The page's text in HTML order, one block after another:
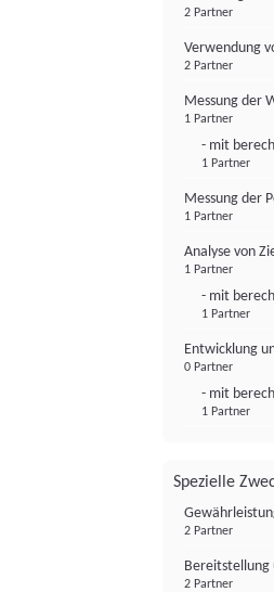
2 Partner
Verwendung
2 Partner
Messung der
1 Partner
- mit
1 Partner
Messung der
1 Partner
Analyse von
1 Partner
- mit
1 Partner
Entwicklung
0 Partner
- mit
1 Partner
Spezielle
2 Partner
Bereitstellung
2 Partner